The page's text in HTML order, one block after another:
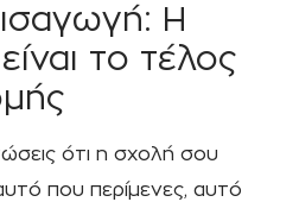
Η
το τέλος
ότι η σχολή σου
που περίμενες, αυτό